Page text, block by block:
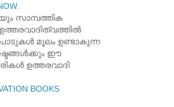
.
സാമ്പത്തിക
മൂലം ഉണ്ടാകുന്ന
ഈ
ഉത്തരവാദി
BOOKS